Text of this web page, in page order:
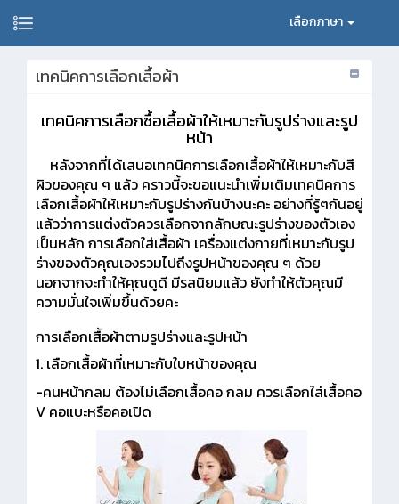
เลือกภาษา
เทคนิคการเลือกเสื้อผ้า
เทคนิคการเลือกซื้อเสื้อผ้าให้เหมาะกับรูปร่างและรูป
หน้า
หลังจากที่ได้เสนอเทคนิคการเลือกเสื้อผ้าให้เหมาะกับสี
ผิวของคุณ ๆ แล้ว คราวนี้จะขอแนะนำเพิ่มเติมเทคนิคการ
เลือกเสื้อผ้าให้เหมาะกับรูปร่างกันบ้างนะคะ อย่างที่รู้ๆกันอยู่
แล้วว่าการแต่งตัวควรเลือกจากลักษณะรูปร่างของตัวเอง
เป็นหลัก การเลือกใส่เสื้อผ้า เครื่องแต่งกายที่เหมาะกับรูป
ร่างของตัวคุณเองรวมไปถึงรูปหน้าของคุณ ๆ ด้วย
นอกจากจะทำให้คุณดูดี มีรสนิยมแล้ว ยังทำให้ตัวคุณมี
ความมั่นใจเพิ่มขึ้นด้วยคะ
การเลือกเสื้อผ้าตามรูปร่างและรูปหน้า
1. เลือกเสื้อผ้าที่เหมาะกับใบหน้าของคุณ
-คนหน้ากลม ต้องไม่เลือกเสื้อคอ กลม ควรเลือกใส่เสื้อคอ
V คอแบะหรือคอเปิด